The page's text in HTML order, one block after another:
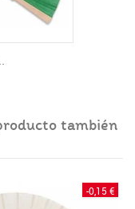
también
-0,15 €